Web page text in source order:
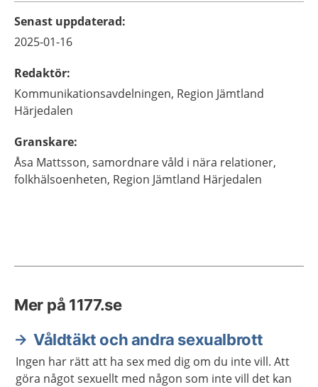
Senast uppdaterad:
2025-01-16
Redaktör:
Kommunikationsavdelningen, Region Jämtland
Härjedalen
Granskare:
Åsa Mattsson, samordnare våld i nära relationer,
folkhälsoenheten, Region Jämtland Härjedalen
Mer på 1177.se
Våldtäkt och andra sexualbrott
Ingen har rätt att ha sex med dig om du inte vill. Att
göra något sexuellt med någon som inte vill det kan